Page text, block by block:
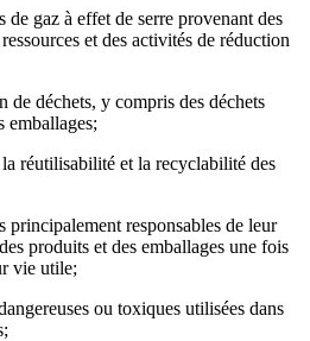
gaz à effet de serre provenant des
et des activités de réduction
déchets, y compris des déchets
emballages;
réutilisabilité et la recyclabilité des
responsables de leur
produits et des emballages une fois
vie utile;
ou toxiques utilisées dans